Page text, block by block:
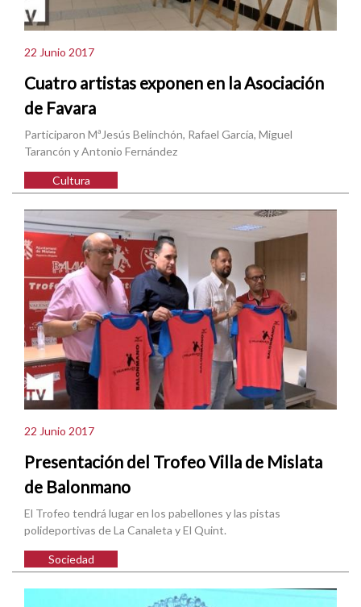
22 Junio 2017
Cuatro artistas exponen en la Asociación
de Favara
Participaron MªJesús Belinchón, Rafael García, Miguel
Tarancón y Antonio Fernández
Cultura
22 Junio 2017
Presentación del Trofeo Villa de Mislata
de Balonmano
El Trofeo tendrá lugar en los pabellones y las pistas
polideportivas de La Canaleta y El Quint.
Sociedad